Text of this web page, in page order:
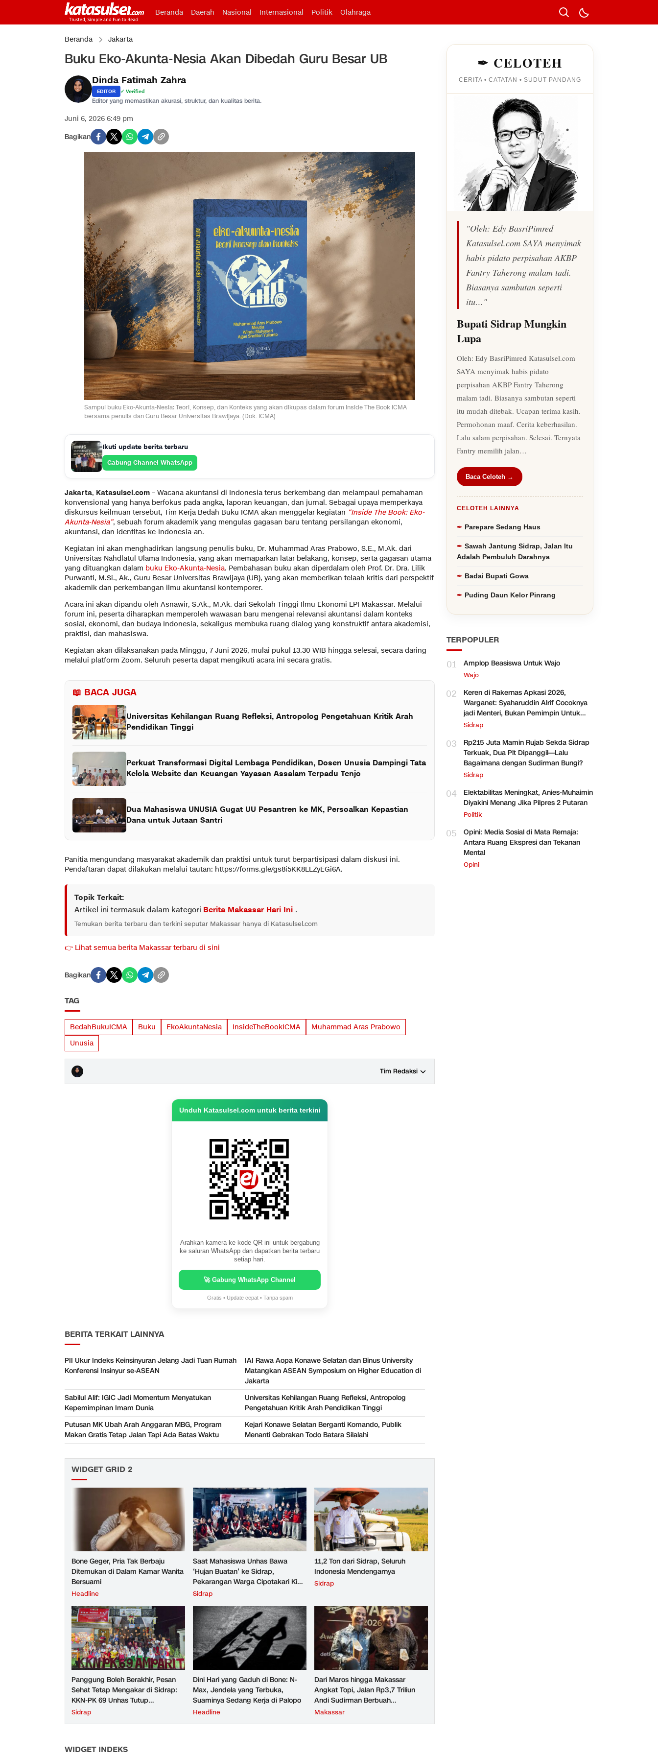
Beranda Daerah Nasional Internasional Politik Olahraga
Beranda Jakarta
Buku Eko-Akunta-Nesia Akan Dibedah Guru Besar UB
Dinda Fatimah Zahra
EDITOR ✓ Verified
Editor yang memastikan akurasi, struktur, dan kualitas berita.
Juni 6, 2026 6:49 pm
Bagikan
Sampul buku Eko-Akunta-Nesia: Teori, Konsep, dan Konteks yang akan dikupas dalam forum Inside The Book ICMA
bersama penulis dan Guru Besar Universitas Brawijaya. (Dok. ICMA)
Ikuti update berita terbaru
Gabung Channel WhatsApp
Jakarta, Katasulsel.com – Wacana akuntansi di Indonesia terus berkembang dan melampaui pemahaman
konvensional yang hanya berfokus pada angka, laporan keuangan, dan jurnal. Sebagai upaya memperkaya
diskursus keilmuan tersebut, Tim Kerja Bedah Buku ICMA akan menggelar kegiatan “Inside The Book: Eko-
Akunta-Nesia”, sebuah forum akademik yang mengulas gagasan baru tentang persilangan ekonomi,
akuntansi, dan identitas ke-Indonesia-an.
Kegiatan ini akan menghadirkan langsung penulis buku, Dr. Muhammad Aras Prabowo, S.E., M.Ak. dari
Universitas Nahdlatul Ulama Indonesia, yang akan memaparkan latar belakang, konsep, serta gagasan utama
yang dituangkan dalam buku Eko-Akunta-Nesia. Pembahasan buku akan diperdalam oleh Prof. Dr. Dra. Lilik
Purwanti, M.Si., Ak., Guru Besar Universitas Brawijaya (UB), yang akan memberikan telaah kritis dari perspektif
akademik dan perkembangan ilmu akuntansi kontemporer.
Acara ini akan dipandu oleh Asnawir, S.Ak., M.Ak. dari Sekolah Tinggi Ilmu Ekonomi LPI Makassar. Melalui
forum ini, peserta diharapkan memperoleh wawasan baru mengenai relevansi akuntansi dalam konteks
sosial, ekonomi, dan budaya Indonesia, sekaligus membuka ruang dialog yang konstruktif antara akademisi,
praktisi, dan mahasiswa.
Kegiatan akan dilaksanakan pada Minggu, 7 Juni 2026, mulai pukul 13.30 WIB hingga selesai, secara daring
melalui platform Zoom. Seluruh peserta dapat mengikuti acara ini secara gratis.
📖 BACA JUGA
Universitas Kehilangan Ruang Refleksi, Antropolog Pengetahuan Kritik Arah
Pendidikan Tinggi
Perkuat Transformasi Digital Lembaga Pendidikan, Dosen Unusia Dampingi Tata
Kelola Website dan Keuangan Yayasan Assalam Terpadu Tenjo
Dua Mahasiswa UNUSIA Gugat UU Pesantren ke MK, Persoalkan Kepastian
Dana untuk Jutaan Santri
Panitia mengundang masyarakat akademik dan praktisi untuk turut berpartisipasi dalam diskusi ini.
Pendaftaran dapat dilakukan melalui tautan: https://forms.gle/gs8i5KK8LLZyEGi6A.
Topik Terkait:
Artikel ini termasuk dalam kategori Berita Makassar Hari Ini .
Temukan berita terbaru dan terkini seputar Makassar hanya di Katasulsel.com
👉 Lihat semua berita Makassar terbaru di sini
Bagikan
TAG
BedahBukuICMA Buku EkoAkuntaNesia InsideTheBookICMA
Muhammad Aras Prabowo
Unusia
Tim Redaksi
Unduh Katasulsel.com untuk berita terkini
Arahkan kamera ke kode QR ini untuk bergabung
ke saluran WhatsApp dan dapatkan berita terbaru
setiap hari.
🚀 Gabung WhatsApp Channel
Gratis • Update cepat • Tanpa spam
BERITA TERKAIT LAINNYA
PII Ukur Indeks Keinsinyuran Jelang Jadi Tuan Rumah
Konferensi Insinyur se-ASEAN
IAI Rawa Aopa Konawe Selatan dan Binus University
Matangkan ASEAN Symposium on Higher Education di
Jakarta
Sabilul Alif: IGIC Jadi Momentum Menyatukan
Kepemimpinan Imam Dunia
Universitas Kehilangan Ruang Refleksi, Antropolog
Pengetahuan Kritik Arah Pendidikan Tinggi
Putusan MK Ubah Arah Anggaran MBG, Program
Makan Gratis Tetap Jalan Tapi Ada Batas Waktu
Kejari Konawe Selatan Berganti Komando, Publik
Menanti Gebrakan Todo Batara Silalahi
WIDGET GRID 2
Bone Geger, Pria Tak Berbaju
Ditemukan di Dalam Kamar Wanita
Bersuami
Headline
Saat Mahasiswa Unhas Bawa
‘Hujan Buatan’ ke Sidrap,
Pekarangan Warga Cipotakari Kini
Tak Lagi Bergantung Ember
Sidrap
11,2 Ton dari Sidrap, Seluruh
Indonesia Mendengarnya
Sidrap
Panggung Boleh Berakhir, Pesan
Sehat Tetap Mengakar di Sidrap:
KKN-PK 69 Unhas Tutup
Pengabdian Lewat Pentas Sehat
Sidrap
Dini Hari yang Gaduh di Bone: N-
Max, Jendela yang Terbuka,
Suaminya Sedang Kerja di Palopo
Headline
Dari Maros hingga Makassar
Angkat Topi, Jalan Rp3,7 Triliun
Andi Sudirman Berbuah
Penghargaan Nasional
Makassar
WIDGET INDEKS
✒ CELOTEH
CERITA • CATATAN • SUDUT PANDANG
"Oleh: Edy BasriPimred
Katasulsel.com SAYA menyimak
habis pidato perpisahan AKBP
Fantry Taherong malam tadi.
Biasanya sambutan seperti
itu…"
Bupati Sidrap Mungkin
Lupa
Oleh: Edy BasriPimred Katasulsel.com
SAYA menyimak habis pidato
perpisahan AKBP Fantry Taherong
malam tadi. Biasanya sambutan seperti
itu mudah ditebak. Ucapan terima kasih.
Permohonan maaf. Cerita keberhasilan.
Lalu salam perpisahan. Selesai. Ternyata
Fantry memilih jalan…
Baca Celoteh →
CELOTEH LAINNYA
Parepare Sedang Haus
Sawah Jantung Sidrap, Jalan Itu
Adalah Pembuluh Darahnya
Badai Bupati Gowa
Puding Daun Kelor Pinrang
TERPOPULER
01 Amplop Beasiswa Untuk Wajo
Wajo
02
Keren di Rakernas Apkasi 2026,
Warganet: Syaharuddin Alrif Cocoknya
jadi Menteri, Bukan Pemimpin Untuk
Sidrap Saja
Sidrap
03
Rp215 Juta Mamin Rujab Sekda Sidrap
Terkuak, Dua Plt Dipanggil—Lalu
Bagaimana dengan Sudirman Bungi?
Sidrap
04
Elektabilitas Meningkat, Anies-Muhaimin
Diyakini Menang Jika Pilpres 2 Putaran
Politik
05
Opini: Media Sosial di Mata Remaja:
Antara Ruang Ekspresi dan Tekanan
Mental
Opini